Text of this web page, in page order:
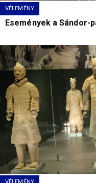
VÉLEMÉNY
Események a Sándor-
VÉLEMÉNY